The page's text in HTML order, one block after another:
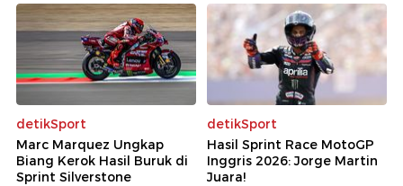
detikSport
Marc Marquez Ungkap
Biang Kerok Hasil Buruk di
Sprint Silverstone
detikSport
Hasil Sprint Race MotoGP
Inggris 2026: Jorge Martin
Juara!